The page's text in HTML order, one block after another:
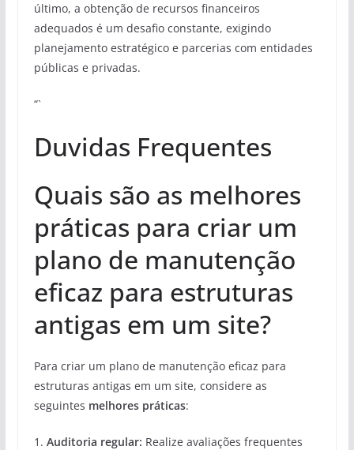
último, a obtenção de recursos financeiros
adequados é um desafio constante, exigindo
planejamento estratégico e parcerias com entidades
públicas e privadas.
“`
Duvidas Frequentes
Quais são as melhores
práticas para criar um
plano de manutenção
eficaz para estruturas
antigas em um site?
Para criar um plano de manutenção eficaz para
estruturas antigas em um site, considere as
seguintes melhores práticas:
1. Auditoria regular: Realize avaliações frequentes